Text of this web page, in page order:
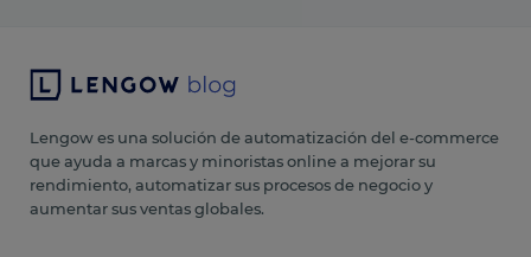
Lengow es una solución de automatización del e-commerce
que ayuda a marcas y minoristas online a mejorar su
rendimiento, automatizar sus procesos de negocio y
aumentar sus ventas globales.